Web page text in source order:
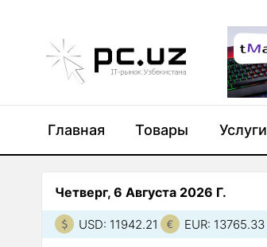
Главная Товары Услуги
Четверг, 6 Августа 2026 Г.
USD: 11942.21 EUR: 13765.33